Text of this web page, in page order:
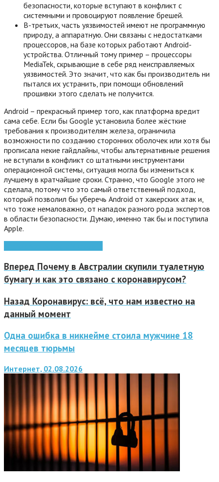
безопасности, которые вступают в конфликт с
системными и провоцируют появление брешей.
В-третьих, часть уязвимостей имеют не программную
природу, а аппаратную. Они связаны с недостатками
процессоров, на базе которых работают Android-
устройства. Отличный тому пример – процессоры
MediaTek, скрывающие в себе ряд неисправляемых
уязвимостей. Это значит, что как бы производитель ни
пытался их устранить, при помощи обновлений
прошивки этого сделать не получится.
Android – прекрасный пример того, как платформа вредит
сама себе. Если бы Google установила более жёсткие
требования к производителям железа, ограничила
возможности по созданию сторонних оболочек или хотя бы
прописала некие гайдлайны, чтобы альтернативные решения
не вступали в конфликт со штатными инструментами
операционной системы, ситуация могла бы измениться к
лучшему в кратчайшие сроки. Странно, что Google этого не
сделала, потому что это самый ответственный подход,
который позволил бы уберечь Android от хакерских атак и,
что тоже немаловажно, от нападок разного рода экспертов
в области безопасности. Думаю, именно так бы и поступила
Apple.
Вперед Почему в Австралии скупили туалетную
бумагу и как это связано с коронавирусом?
Назад Коронавирус: всё, что нам известно на
данный момент
Одна ошибка в никнейме стоила мужчине 18
месяцев тюрьмы
Интернет, 02.08.2026